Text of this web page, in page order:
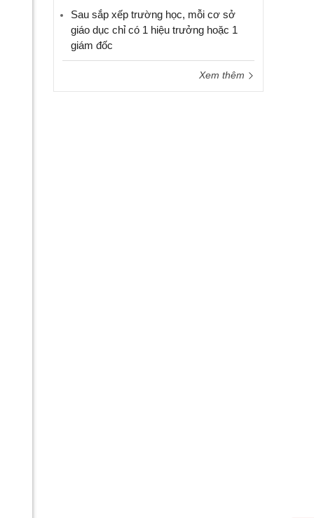
Sau sắp xếp trường học, mỗi cơ sở
giáo dục chỉ có 1 hiệu trưởng hoặc 1
giám đốc
Xem thêm